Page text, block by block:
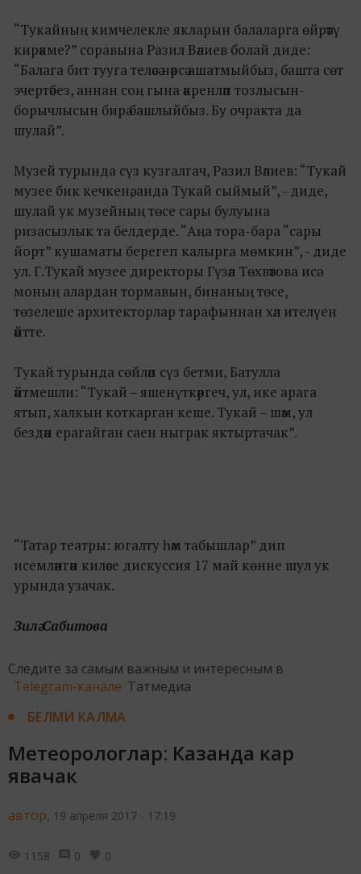
“Тукайның кимчелекле якларын балаларга өйрәтү
кирәкме?” соравына Разил Вәлиев болай диде:
“Балага бит тууга теләсә нәрсә ашатмыйбыз, башта сөт
эчертәбез, аннан соң гына әкренләп тозлысын-
борычлысын бирә башлыйбыз. Бу очракта да
шулай”.
Музей турында сүз кузгалгач, Разил Вәлиев: “Тукай
музее бик кечкенә, анда Тукай сыймый”, - диде,
шулай ук музейның төсе сары булуына
ризасызлык та белдерде. “Аңа тора-бара “сары
йорт” кушаматы берегеп калырга мөмкин”, - диде
ул. Г.Тукай музее директоры Гүзәл Төхвәтова исә
моның алардан тормавын, бинаның төсе,
төзелеше архитекторлар тарафыннан хәл ителүен
әйтте.
Тукай турында сөйләп сүз бетми, Батулла
әйтмешли: “Тукай – яшенүткәргеч, ул, ике арага
ятып, халкын коткарган кеше. Тукай – шәм, ул
бездән ерагайган саен ныграк яктыртачак”.
“Татар театры: югалту һәм табышлар” дип
исемләнгән киләсе дискуссия 17 май көнне шул ук
урында узачак.
Зилә Сабитова
Следите за самым важным и интересным в
Telegram-канале Татмедиа
БЕЛМИ КАЛМА
Метеорологлар: Казанда кар
явачак
автор, 19 апреля 2017 - 17:19
1158 0 0